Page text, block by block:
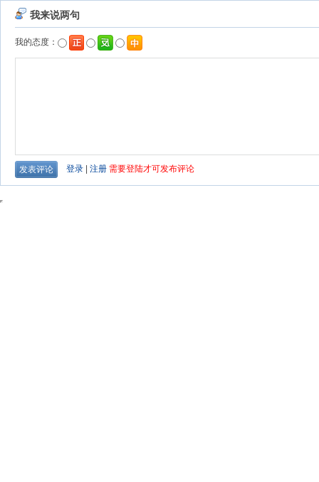
我来说两句
我的态度：
登录 注册 需要登陆才可发布评论